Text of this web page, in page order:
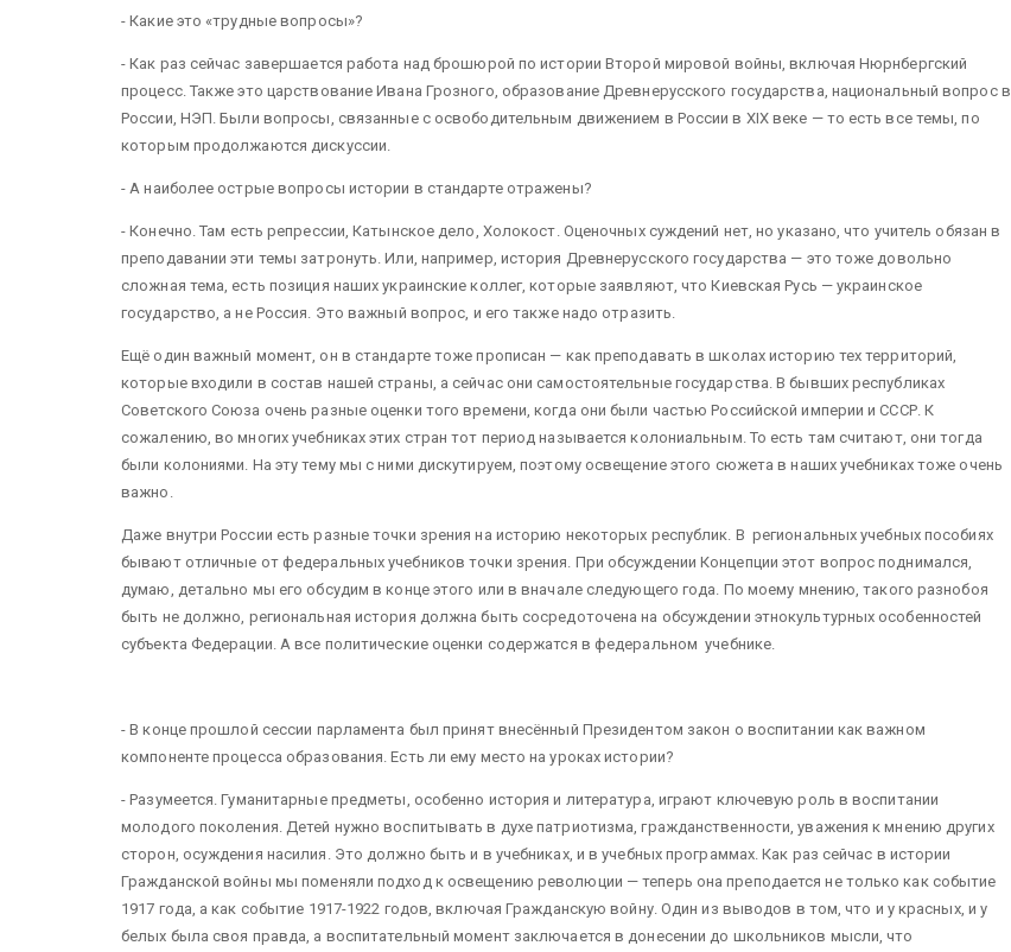
- Какие это «трудные вопросы»?
- Как раз сейчас завершается работа над брошюрой по истории Второй мировой войны, включая Нюрнбергский
процесс. Также это царствование Ивана Грозного, образование Древнерусского государства, национальный вопрос в
России, НЭП. Были вопросы, связанные с освободительным движением в России в XIX веке — то есть все темы, по
которым продолжаются дискуссии.
- А наиболее острые вопросы истории в стандарте отражены?
- Конечно. Там есть репрессии, Катынское дело, Холокост. Оценочных суждений нет, но указано, что учитель обязан в
преподавании эти темы затронуть. Или, например, история Древнерусского государства — это тоже довольно
сложная тема, есть позиция наших украинские коллег, которые заявляют, что Киевская Русь — украинское
государство, а не Россия. Это важный вопрос, и его также надо отразить.
Ещё один важный момент, он в стандарте тоже прописан — как преподавать в школах историю тех территорий,
которые входили в состав нашей страны, а сейчас они самостоятельные государства. В бывших республиках
Советского Союза очень разные оценки того времени, когда они были частью Российской империи и СССР. К
сожалению, во многих учебниках этих стран тот период называется колониальным. То есть там считают, они тогда
были колониями. На эту тему мы с ними дискутируем, поэтому освещение этого сюжета в наших учебниках тоже очень
важно.
Даже внутри России есть разные точки зрения на историю некоторых республик. В региональных учебных пособиях
бывают отличные от федеральных учебников точки зрения. При обсуждении Концепции этот вопрос поднимался,
думаю, детально мы его обсудим в конце этого или в вначале следующего года. По моему мнению, такого разнобоя
быть не должно, региональная история должна быть сосредоточена на обсуждении этнокультурных особенностей
субъекта Федерации. А все политические оценки содержатся в федеральном учебнике.
- В конце прошлой сессии парламента был принят внесённый Президентом закон о воспитании как важном
компоненте процесса образования. Есть ли ему место на уроках истории?
- Разумеется. Гуманитарные предметы, особенно история и литература, играют ключевую роль в воспитании
молодого поколения. Детей нужно воспитывать в духе патриотизма, гражданственности, уважения к мнению других
сторон, осуждения насилия. Это должно быть и в учебниках, и в учебных программах. Как раз сейчас в истории
Гражданской войны мы поменяли подход к освещению революции — теперь она преподается не только как событие
1917 года, а как событие 1917-1922 годов, включая Гражданскую войну. Один из выводов в том, что и у красных, и у
белых была своя правда, а воспитательный момент заключается в донесении до школьников мысли, что